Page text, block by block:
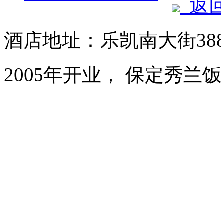
返
酒店地址：乐凯南大街
2005年开业， 保定秀